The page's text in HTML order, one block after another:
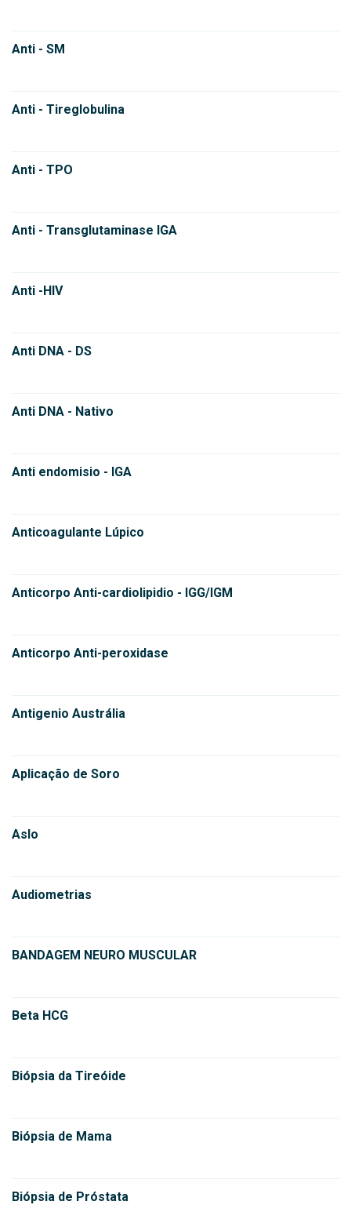
Anti - SM
Anti - Tireglobulina
Anti - TPO
Anti - Transglutaminase IGA
Anti -HIV
Anti DNA - DS
Anti DNA - Nativo
Anti endomisio - IGA
Anticoagulante Lúpico
Anticorpo Anti-cardiolipidio - IGG/IGM
Anticorpo Anti-peroxidase
Antigenio Austrália
Aplicação de Soro
Aslo
Audiometrias
BANDAGEM NEURO MUSCULAR
Beta HCG
Biópsia da Tireóide
Biópsia de Mama
Biópsia de Próstata